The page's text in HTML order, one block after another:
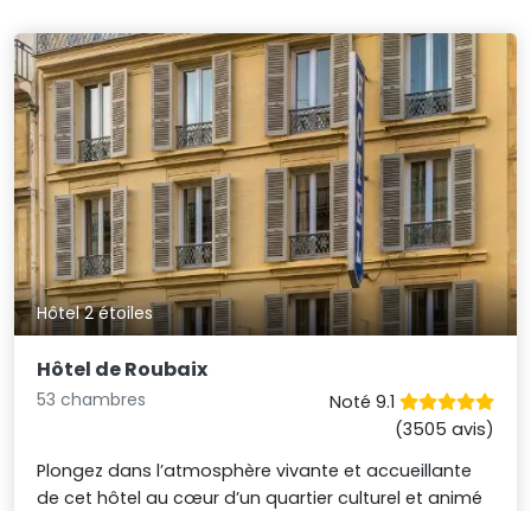
Hôtel 2 étoiles
Hôtel de Roubaix
53 chambres
Noté 9.1
(3505 avis)
Plongez dans l’atmosphère vivante et accueillante
de cet hôtel au cœur d’un quartier culturel et animé